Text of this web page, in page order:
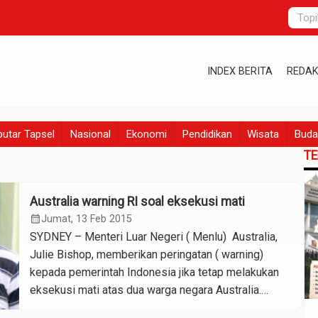
INDEX BERITA
Tapsel Nasional Ekonomi Pendidikan Wisata
Australia warning RI soal eksekusi mati
calendar_monthJumat, 13 Feb 2015
SYDNEY – Menteri Luar Negeri ( Menlu) Australia,
Julie Bishop, memberikan peringatan ( warning)
kepada pemerintah Indonesia jika tetap melakukan
eksekusi mati atas dua warga negara Australia.